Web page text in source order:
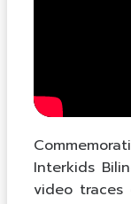
Interkids
video traces